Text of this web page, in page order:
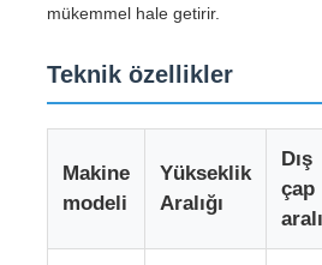
Fabrika turu
mükemmel hale getirir.
Teknik özellikler
Makine
modeli
Yükseklik
Aralığı
Dış
çap